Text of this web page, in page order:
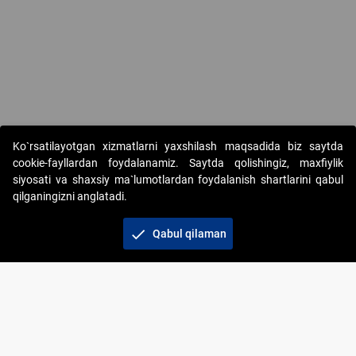
Copyright © 2017-2026. "Elektron onlayn-auksionlarni
tashkil etish" AJ. Barcha huquqlar himoyalangan
Ko`rsatilayotgan xizmatlarni yaxshilash maqsadida biz saytda
cookie-fayllardan foydalanamiz. Saytda qolishingiz, maxfiylik
siyosati va shaxsiy ma`lumotlardan foydalanish shartlarini qabul
qilganingizni anglatadi.
check Qabul qilaman